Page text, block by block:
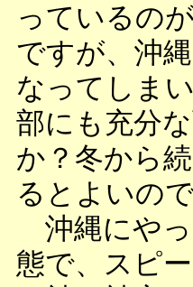
っているの
ですが、沖
なってしま
部にも充分
か？冬から
るとよいの
沖縄にやっ
態で、スピ